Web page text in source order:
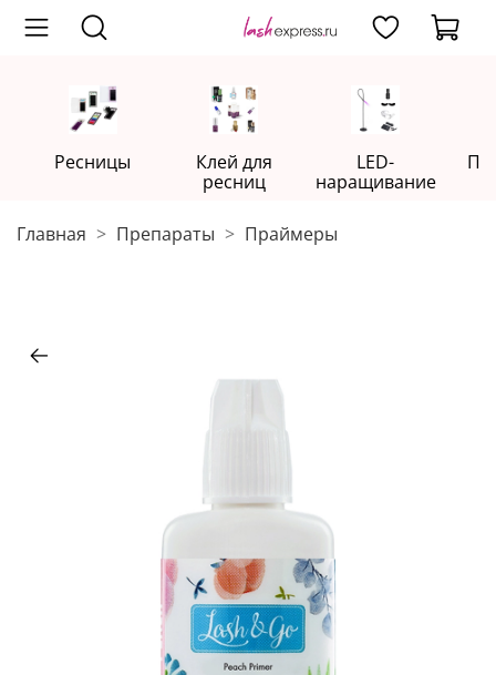
Ресницы
Клей для
ресниц
LED-
наращивание
Главная Препараты Праймеры